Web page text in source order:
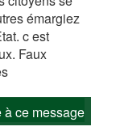
émargiez
c est
Faux
à ce message